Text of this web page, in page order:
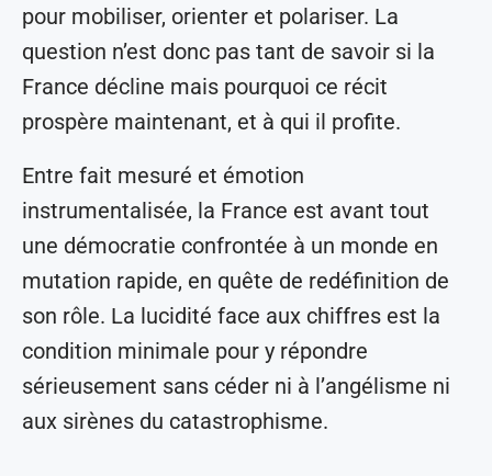
pour mobiliser, orienter et polariser. La
question n’est donc pas tant de savoir si la
France décline mais pourquoi ce récit
prospère maintenant, et à qui il profite.
Entre fait mesuré et émotion
instrumentalisée, la France est avant tout
une démocratie confrontée à un monde en
mutation rapide, en quête de redéfinition de
son rôle. La lucidité face aux chiffres est la
condition minimale pour y répondre
sérieusement sans céder ni à l’angélisme ni
aux sirènes du catastrophisme.